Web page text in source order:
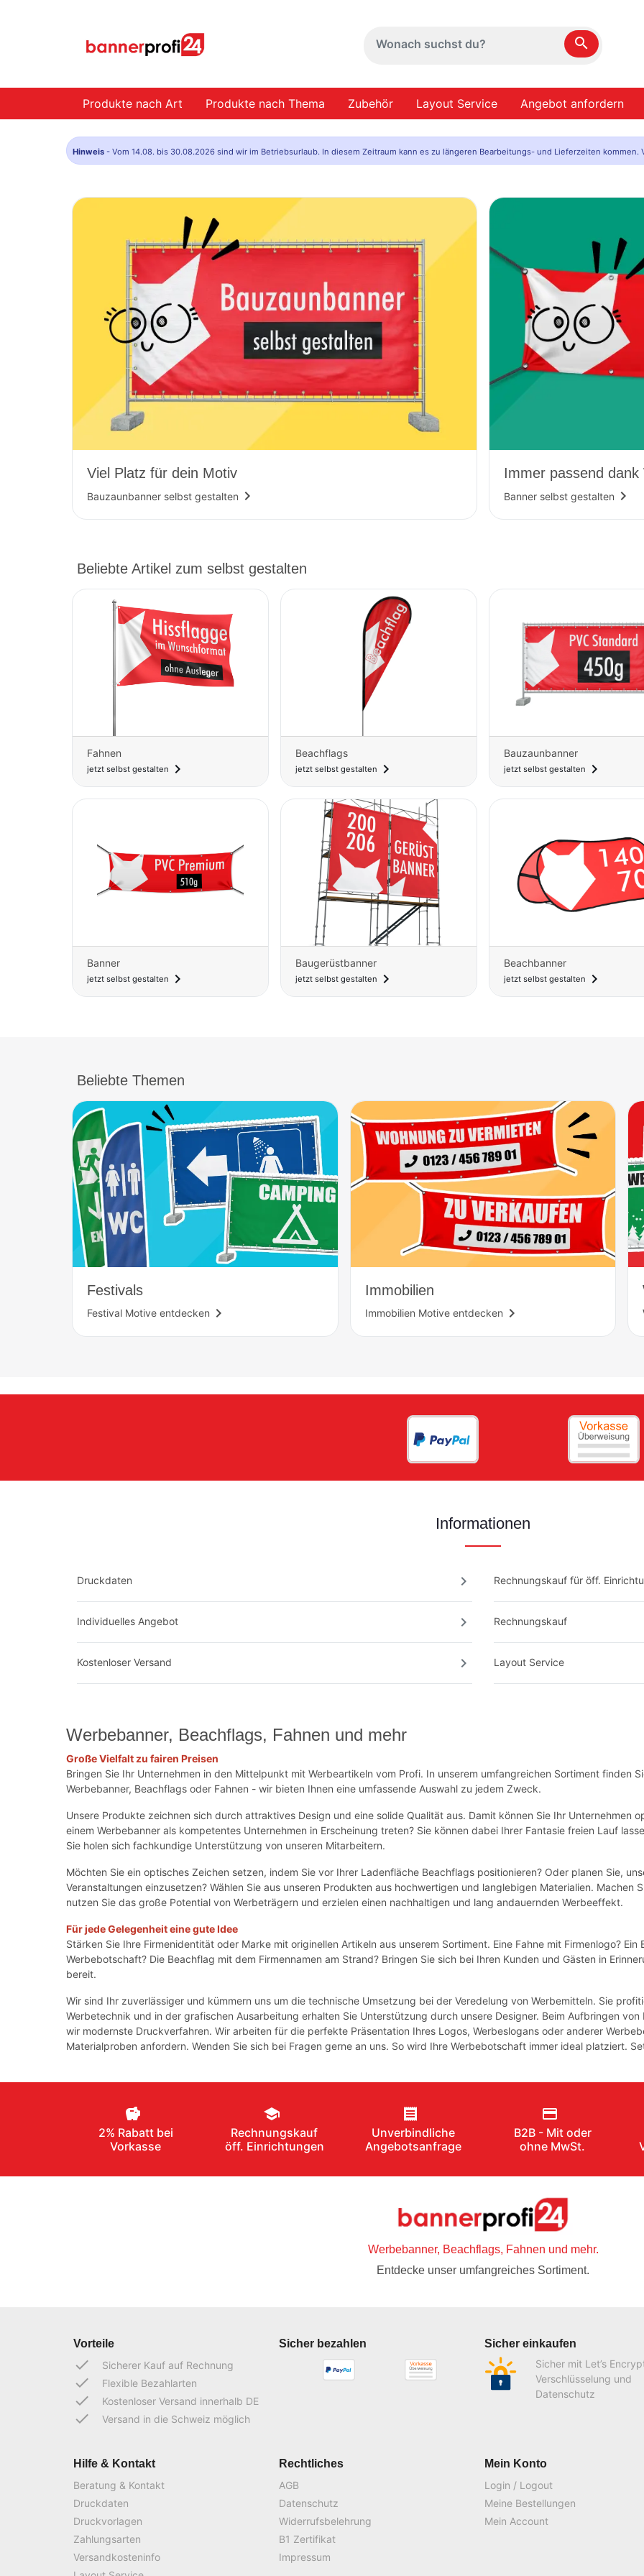
search
Produkte nach Art Produkte nach Thema Zubehör Layout Service Angebot anfordern
Hinweis - Vom 14.08. bis 30.08.2026 sind wir im Betriebsurlaub. In diesem Zeitraum kann es zu längeren Bearbeitungs- und Lieferzeiten kommen.
Viel Platz für dein Motiv
Bauzaunbanner selbst gestalten navigate_next
Immer passend
Banner selbst gestalten navigate_next
Beliebte Artikel zum selbst gestalten
Fahnen
jetzt selbst gestalten navigate_next
Beachflags
jetzt selbst gestalten navigate_next
Bauzaunbanner
jetzt selbst gestalten navigate_next
Banner
jetzt selbst gestalten navigate_next
Baugerüstbanner
jetzt selbst gestalten navigate_next
Beachbanner
jetzt selbst gestalten navigate_next
Beliebte Themen
Festivals
Festival Motive entdecken navigate_next
Immobilien
Immobilien Motive entdecken navigate_next
Informationen
Druckdaten chevron_right
Individuelles Angebot chevron_right
Kostenloser Versand chevron_right
Rechnungskauf für öff.
Rechnungskauf
Layout Service
Werbebanner, Beachflags, Fahnen und mehr
Große Vielfalt zu fairen Preisen
Bringen Sie Ihr Unternehmen in den Mittelpunkt mit Werbeartikeln vom Profi. In unserem umfangreichen Sortiment finden
Werbebanner, Beachflags oder Fahnen - wir bieten Ihnen eine umfassende Auswahl zu jedem Zweck.
Unsere Produkte zeichnen sich durch attraktives Design und eine solide Qualität aus. Damit können Sie Ihr Unternehmen
einem Werbebanner als kompetentes Unternehmen in Erscheinung treten? Sie können dabei Ihrer Fantasie freien Lauf
Sie holen sich fachkundige Unterstützung von unseren Mitarbeitern.
Möchten Sie ein optisches Zeichen setzen, indem Sie vor Ihrer Ladenfläche Beachflags positionieren? Oder planen Sie,
Veranstaltungen einzusetzen? Wählen Sie aus unseren Produkten aus hochwertigen und langlebigen Materialien. Machen
nutzen Sie das große Potential von Werbeträgern und erzielen einen nachhaltigen und lang andauernden Werbeeffekt.
Für jede Gelegenheit eine gute Idee
Stärken Sie Ihre Firmenidentität oder Marke mit originellen Artikeln aus unserem Sortiment. Eine Fahne mit Firmenlogo?
Werbebotschaft? Die Beachflag mit dem Firmennamen am Strand? Bringen Sie sich bei Ihren Kunden und Gästen in
bereit.
Wir sind Ihr zuverlässiger und kümmern uns um die technische Umsetzung bei der Veredelung von Werbemitteln. Sie
Werbetechnik und in der grafischen Ausarbeitung erhalten Sie Unterstützung durch unsere Designer. Beim Aufbringen
wir modernste Druckverfahren. Wir arbeiten für die perfekte Präsentation Ihres Logos, Werbeslogans oder anderer
Materialproben anfordern. Wenden Sie sich bei Fragen gerne an uns. So wird Ihre Werbebotschaft immer ideal platziert.
savings
2% Rabatt bei
Vorkasse
school
Rechnungskauf
öff. Einrichtungen
receipt
Unverbindliche
Angebotsanfrage
payment
B2B - Mit oder
ohne MwSt.
Werbebanner, Beachflags, Fahnen und mehr.
Entdecke unser umfangreiches Sortiment.
Vorteile
done Sicherer Kauf auf Rechnung
done Flexible Bezahlarten
done Kostenloser Versand innerhalb DE
done Versand in die Schweiz möglich
Sicher bezahlen
Sicher einkaufen
Sicher mit Let’s
Verschlüsselung und
Datenschutz
Hilfe & Kontakt
Beratung & Kontakt
Druckdaten
Druckvorlagen
Zahlungsarten
Versandkosteninfo
Rechtliches
AGB
Datenschutz
Widerrufsbelehrung
B1 Zertifikat
Impressum
Mein Konto
Login / Logout
Meine Bestellungen
Mein Account